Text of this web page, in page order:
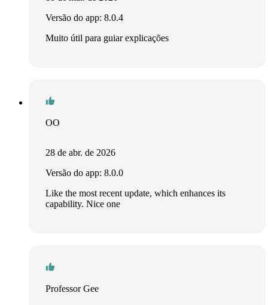
Versão do app: 8.0.4
Muito útil para guiar explicações
OO
28 de abr. de 2026
Versão do app: 8.0.0
Like the most recent update, which enhances its
capability. Nice one
Professor Gee